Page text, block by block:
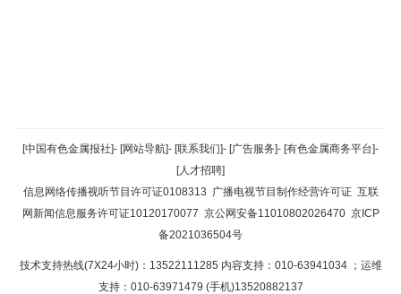
返回顶部
返回首页
[中国有色金属报社]- [网站导航]- [联系我们]- [广告服务]- [有色金属商务平台]-
[人才招聘]
信息网络传播视听节目许可证0108313 广播电视节目制作经营许可证 互联
网新闻信息服务许可证10120170077 京公网安备11010802026470 京ICP
备2021036504号
技术支持热线(7X24小时)：13522111285 内容支持：010-63941034 ；运维
支持：010-63971479 (手机)13520882137